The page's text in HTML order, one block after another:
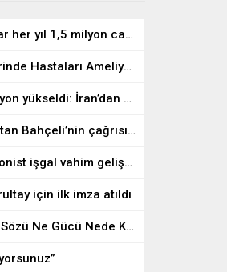
Güvensiz gıdalar her yıl 1,5 milyon can alıyor
Mesane Kanserinde Hastaları Ameliyattan Kurtaran İlaç
Körfez’de tansiyon yükseldi: İran’dan ABD üslerine misilleme
Yeniden Refah’tan Bahçeli’nin çağrısına destek
“Filistin’deki siyonist işgal vahim gelişmelere gebe”
için ilk imza atıldı
Üç Bakanın Ne Sözü Ne Gücü Nede Kudreti Yetmedi